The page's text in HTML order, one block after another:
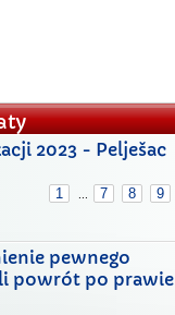
2023 - Pelješac
1 7 8 9
pewnego
powrót po prawie